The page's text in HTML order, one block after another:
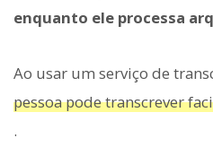
enquanto ele processa
Ao usar um serviço de
pessoa pode transcrever
.